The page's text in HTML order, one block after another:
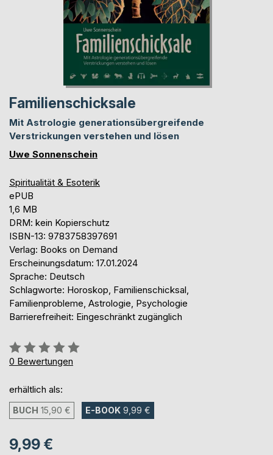
Familienschicksale
Mit Astrologie generationsübergreifende
Verstrickungen verstehen und lösen
Uwe Sonnenschein
Spiritualität & Esoterik
ePUB
1,6 MB
DRM: kein Kopierschutz
ISBN-13: 9783758397691
Verlag: Books on Demand
Erscheinungsdatum: 17.01.2024
Sprache: Deutsch
Schlagworte: Horoskop, Familienschicksal,
Familienprobleme, Astrologie, Psychologie
Barrierefreiheit: Eingeschränkt zugänglich
Bewertung::
0%
0 Bewertungen
erhältlich als:
BUCH 15,90 € E-BOOK 9,99 €
9,99 €